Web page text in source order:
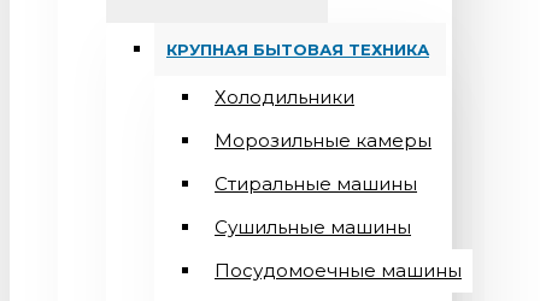
КРУПНАЯ БЫТОВАЯ ТЕХНИКА
Холодильники
Морозильные камеры
Стиральные машины
Сушильные машины
Посудомоечные машины